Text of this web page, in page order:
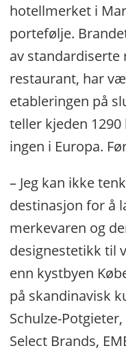
hotellmerket i
portefølje.
av standardiserte
restaurant, har
etableringen på
teller kjeden
ingen i Europa.
– Jeg kan ikke
destinasjon for å
merkevaren og
designestetikk til
enn kystbyen
på skandinavisk
Schulze-
Select Brands,